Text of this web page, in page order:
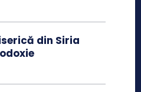
din Siria